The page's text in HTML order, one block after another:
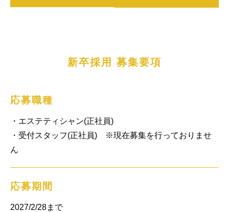
新卒採用 募集要項
応募職種
・エステティシャン(正社員)
・受付スタッフ(正社員)　※現在募集を行っておりませ
ん
応募期間
2027/2/28まで